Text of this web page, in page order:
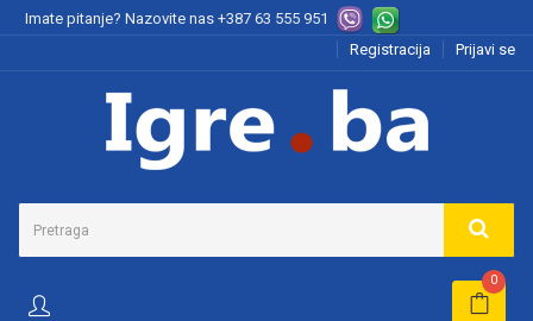
Imate pitanje? Nazovite nas +387 63 555 951
Registracija
Prijavi se
0